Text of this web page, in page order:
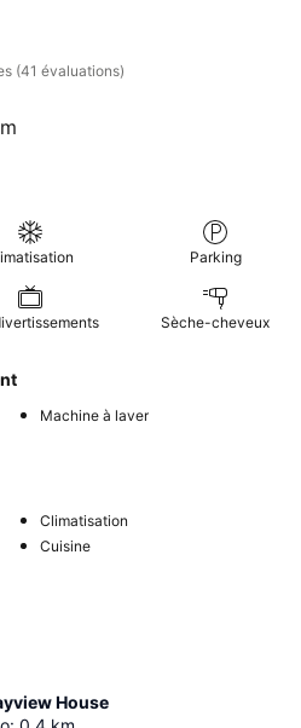
(41 évaluations)
Parking
Sèche-cheveux
Machine à laver
Climatisation
Cuisine
House